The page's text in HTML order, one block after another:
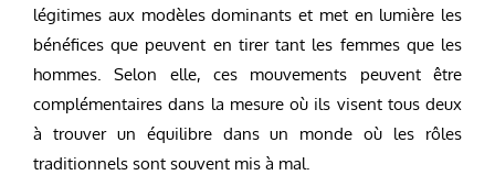
légitimes aux modèles dominants et met en lumière les
bénéfices que peuvent en tirer tant les femmes que les
hommes. Selon elle, ces mouvements peuvent être
complémentaires dans la mesure où ils visent tous deux
à trouver un équilibre dans un monde où les rôles
traditionnels sont souvent mis à mal.